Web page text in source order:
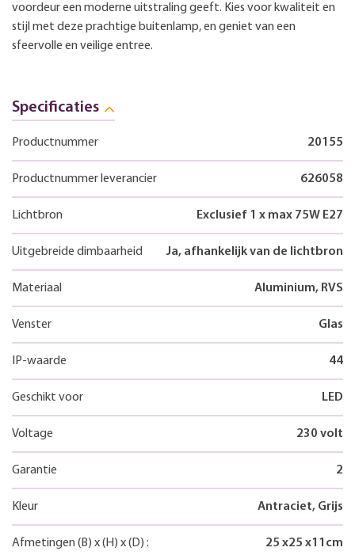
voordeur een moderne uitstraling geeft. Kies voor kwaliteit en
stijl met deze prachtige buitenlamp, en geniet van een
sfeervolle en veilige entree.
Specificaties
Productnummer 20155
Productnummer leverancier 626058
Lichtbron Exclusief 1 x max 75W E27
Uitgebreide dimbaarheid Ja, afhankelijk van de lichtbron
Materiaal Aluminium, RVS
Venster Glas
IP-waarde 44
Geschikt voor LED
Voltage 230 volt
Garantie 2
Kleur Antraciet, Grijs
Afmetingen (B) x(H) x(D) : 25 x25 x11 cm